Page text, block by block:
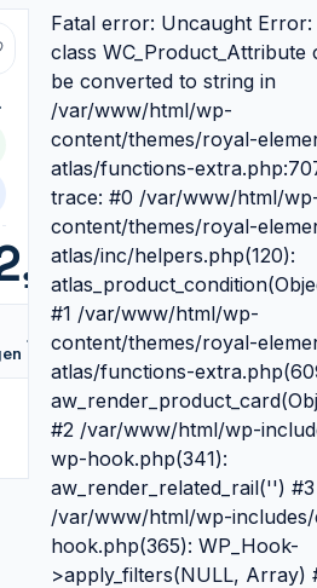
Vergelijk
Fatal error: Uncaught Error:
class WC_Product_Attribute
be converted to string in
/var/www/html/wp-
content/themes/royal-
atlas/functions-
trace: #0 /var/www/html/
content/themes/royal-
atlas/inc/helpers.php(120):
#1 /var/www/html/wp-
content/themes/royal-
atlas/functions-
#2 /var/www/html/wp-
wp-hook.php(341):
aw_render_related_rail('') #3
/var/www/html/wp-
hook.php(365): WP_Hook-
>apply_filters(NULL, Array)